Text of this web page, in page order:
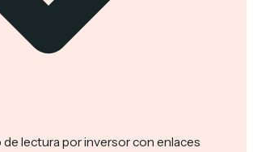
lectura por inversor con enlaces